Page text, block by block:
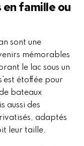
famille ou
sont une
mémorables
le lac sous un
étoffée pour
bateaux
aussi des
adaptés
leur taille.